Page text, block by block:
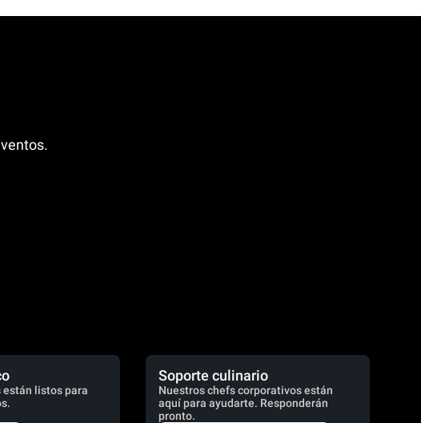
listos para
Soporte culinario
Nuestros chefs corporativos están
aquí para ayudarte. Responderán
pronto.